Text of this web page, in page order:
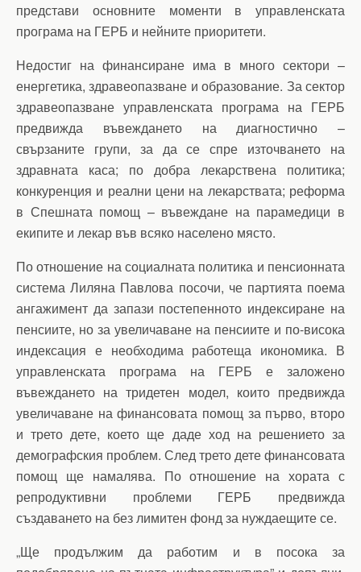
представи основните моменти в управленската
програма на ГЕРБ и нейните приоритети.
Недостиг на финансиране има в много сектори –
енергетика, здравеопазване и образование. За сектор
здравеопазване управленската програма на ГЕРБ
предвижда въвеждането на диагностично –
свързаните групи, за да се спре източването на
здравната каса; по добра лекарствена политика;
конкуренция и реални цени на лекарствата; реформа
в Спешната помощ – въвеждане на парамедици в
екипите и лекар във всяко населено място.
По отношение на социалната политика и пенсионната
система Лиляна Павлова посочи, че партията поема
ангажимент да запази постепенното индексиране на
пенсиите, но за увеличаване на пенсиите и по-висока
индексация е необходима работеща икономика. В
управленската програма на ГЕРБ е заложено
въвеждането на тридетен модел, които предвижда
увеличаване на финансовата помощ за първо, второ
и трето дете, което ще даде ход на решението за
демографския проблем. След трето дете финансовата
помощ ще намалява. По отношение на хората с
репродуктивни проблеми ГЕРБ предвижда
създаването на без лимитен фонд за нуждаещите се.
„Ще продължим да работим и в посока за